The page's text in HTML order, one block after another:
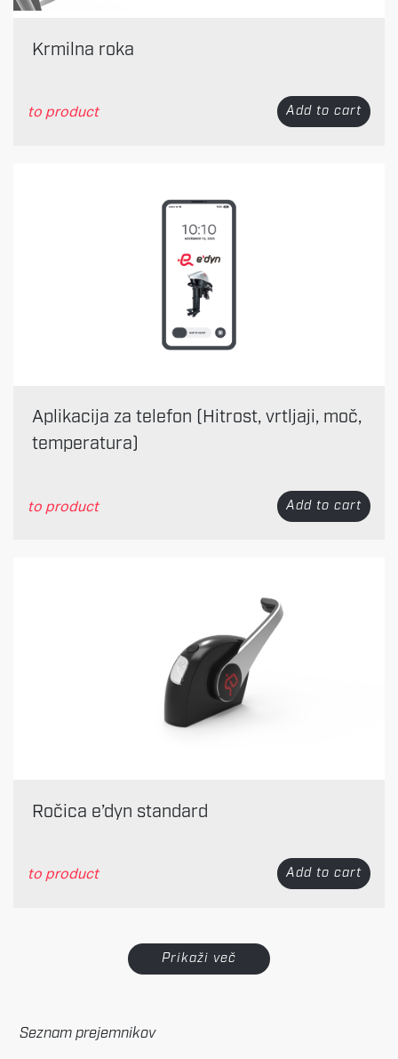
Krmilna roka
to product Add to cart
Aplikacija za telefon (Hitrost, vrtljaji, moč,
temperatura)
to product Add to cart
Ročica e’dyn standard
to product Add to cart
Prikaži več
Seznam prejemnikov